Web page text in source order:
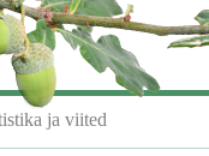
ja viited